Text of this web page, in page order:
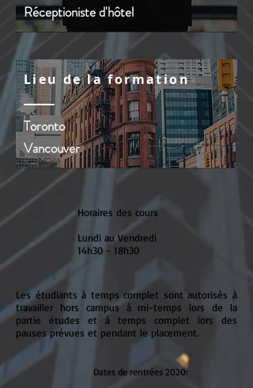
Réceptioniste d'hôtel
Lieu de la formation
Toronto
Vancouver
Horaires des cours
Lundi au Vendredi
14h30 - 18h30
Les étudiants à temps complet sont autorisés à
travailler hors campus à mi-temps lors de la
partie études et à temps complet lors des
pauses prévues et pendant le placement.
Dates de rentrées 2020: